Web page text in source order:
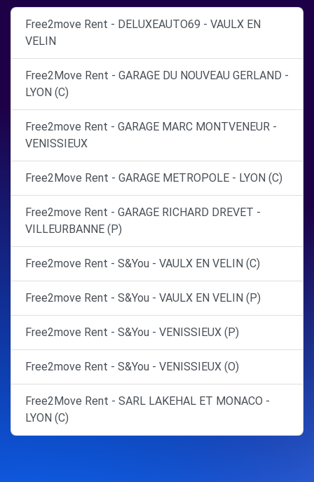
Free2move Rent - DELUXEAUTO69 - VAULX EN
VELIN
Free2Move Rent - GARAGE DU NOUVEAU GERLAND -
LYON (C)
Free2move Rent - GARAGE MARC MONTVENEUR -
VENISSIEUX
Free2Move Rent - GARAGE METROPOLE - LYON (C)
Free2move Rent - GARAGE RICHARD DREVET -
VILLEURBANNE (P)
Free2move Rent - S&You - VAULX EN VELIN (C)
Free2move Rent - S&You - VAULX EN VELIN (P)
Free2move Rent - S&You - VENISSIEUX (P)
Free2move Rent - S&You - VENISSIEUX (O)
Free2Move Rent - SARL LAKEHAL ET MONACO -
LYON (C)